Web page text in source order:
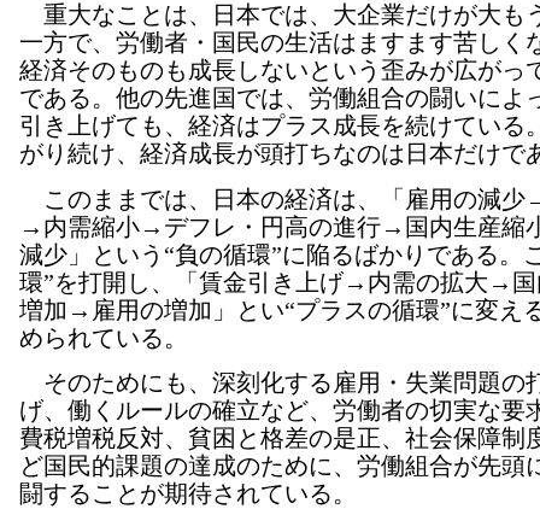
重大なことは、日本では、大企業だけが大も
一方で、労働者・国民の生活はますます苦しく
経済そのものも成長しないという歪みが広がっ
である。他の先進国では、労働組合の闘いによ
引き上げても、経済はプラス成長を続けている
がり続け、経済成長が頭打ちなのは日本だけで
このままでは、日本の経済は、「雇用の減少
→内需縮小→デフレ・円高の進行→国内生産縮
減少」という“負の循環”に陥るばかりである。
環”を打開し、「賃金引き上げ→内需の拡大→国
増加→雇用の増加」とい“プラスの循環”に変え
められている。
そのためにも、深刻化する雇用・失業問題の
げ、働くルールの確立など、労働者の切実な要
費税増税反対、貧困と格差の是正、社会保障制
ど国民的課題の達成のために、労働組合が先頭
闘することが期待されている。